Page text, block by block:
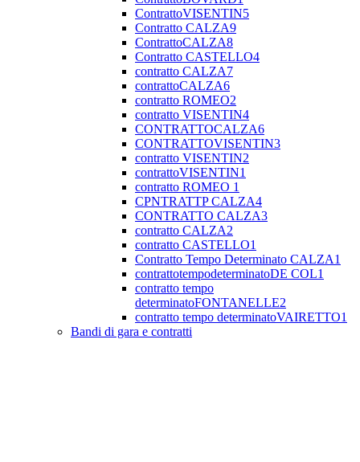
ContrattoVISENTIN5
Contratto CALZA9
ContrattoCALZA8
Contratto CASTELLO4
contratto CALZA7
contrattoCALZA6
contratto ROMEO2
contratto VISENTIN4
CONTRATTOCALZA6
CONTRATTOVISENTIN3
contratto VISENTIN2
contrattoVISENTIN1
contratto ROMEO 1
CPNTRATTP CALZA4
CONTRATTO CALZA3
contratto CALZA2
contratto CASTELLO1
Contratto Tempo Determinato CALZA1
contrattotempodeterminatoDE COL1
contratto tempo
determinatoFONTANELLE2
contratto tempo determinatoVAIRETTO1
Bandi di gara e contratti